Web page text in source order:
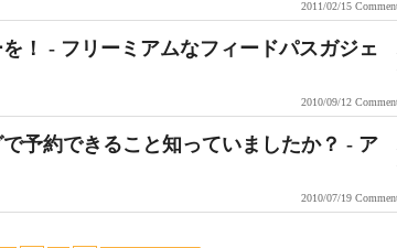
2011/02/15
！ - フリーミアムなフィードパスガジェ
2010/09/12
予約できること知っていましたか？ - ア
2010/07/19